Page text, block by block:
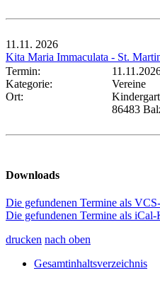
11.11. 2026
Kita Maria Immaculata - St.
Termin:
Kategorie:
Vereine
Ort:
86483
Downloads
Die gefundenen Termine als
Die gefundenen Termine als
drucken nach oben
Gesamtinhaltsverzeichnis